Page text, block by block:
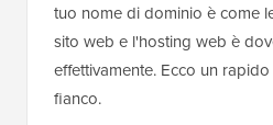
tuo nome di dominio è come
sito web e l'hosting web è
effettivamente. Ecco un
fianco.